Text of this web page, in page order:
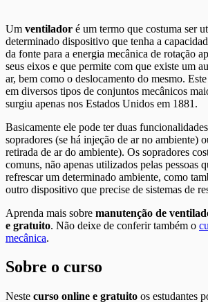
Um ventilador é um termo que costuma ser
determinado dispositivo que tenha a
da fonte para a energia mecânica de rotação
seus eixos e que permite com que existe um
ar, bem como o deslocamento do mesmo. Este
em diversos tipos de conjuntos mecânicos
surgiu apenas nos Estados Unidos em 1881.
Basicamente ele pode ter duas
sopradores (se há injeção de ar no ambiente)
retirada de ar do ambiente). Os sopradores
comuns, não apenas utilizados pelas pessoas
refrescar um determinado ambiente, como
outro dispositivo que precise de sistemas de
Aprenda mais sobre manutenção de
e gratuito. Não deixe de conferir também o
mecânica.
Sobre o curso
Neste curso online e gratuito os estudantes